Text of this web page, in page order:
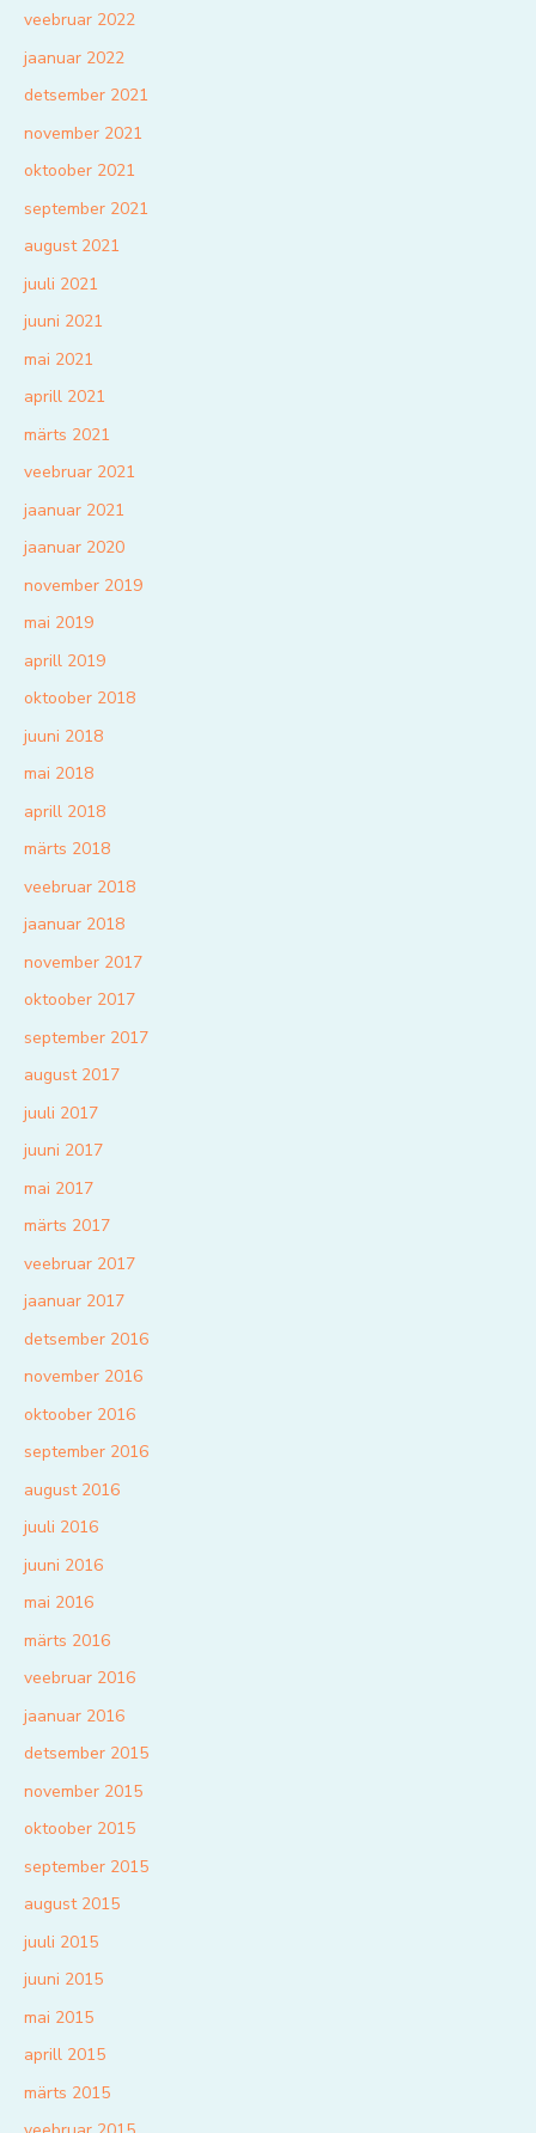
veebruar 2022
jaanuar 2022
detsember 2021
november 2021
oktoober 2021
september 2021
august 2021
juuli 2021
juuni 2021
mai 2021
aprill 2021
märts 2021
veebruar 2021
jaanuar 2021
jaanuar 2020
november 2019
mai 2019
aprill 2019
oktoober 2018
juuni 2018
mai 2018
aprill 2018
märts 2018
veebruar 2018
jaanuar 2018
november 2017
oktoober 2017
september 2017
august 2017
juuli 2017
juuni 2017
mai 2017
märts 2017
veebruar 2017
jaanuar 2017
detsember 2016
november 2016
oktoober 2016
september 2016
august 2016
juuli 2016
juuni 2016
mai 2016
märts 2016
veebruar 2016
jaanuar 2016
detsember 2015
november 2015
oktoober 2015
september 2015
august 2015
juuli 2015
juuni 2015
mai 2015
aprill 2015
märts 2015